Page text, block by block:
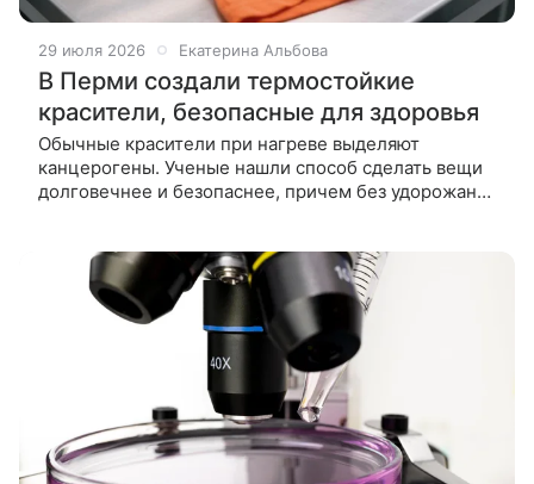
29 июля 2026 Екатерина Альбова
В Перми создали термостойкие
красители, безопасные для здоровья
Обычные красители при нагреве выделяют
канцерогены. Ученые нашли способ сделать вещи
долговечнее и безопаснее, причем без удорожания